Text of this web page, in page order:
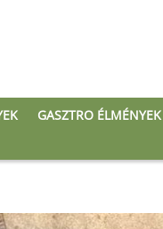
GASZTRO ÉLMÉNYEK